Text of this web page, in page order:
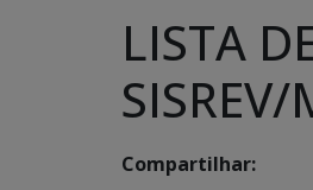
LISTA
SISREV/
Compartilhar: